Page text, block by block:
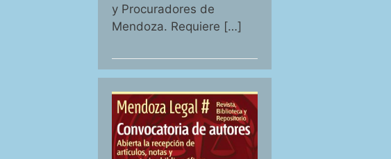
y Procuradores de
Mendoza. Requiere […]